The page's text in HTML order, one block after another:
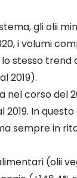
gli olii
i volumi
stesso trend
2019).
corso del
In
sempre in
(olii